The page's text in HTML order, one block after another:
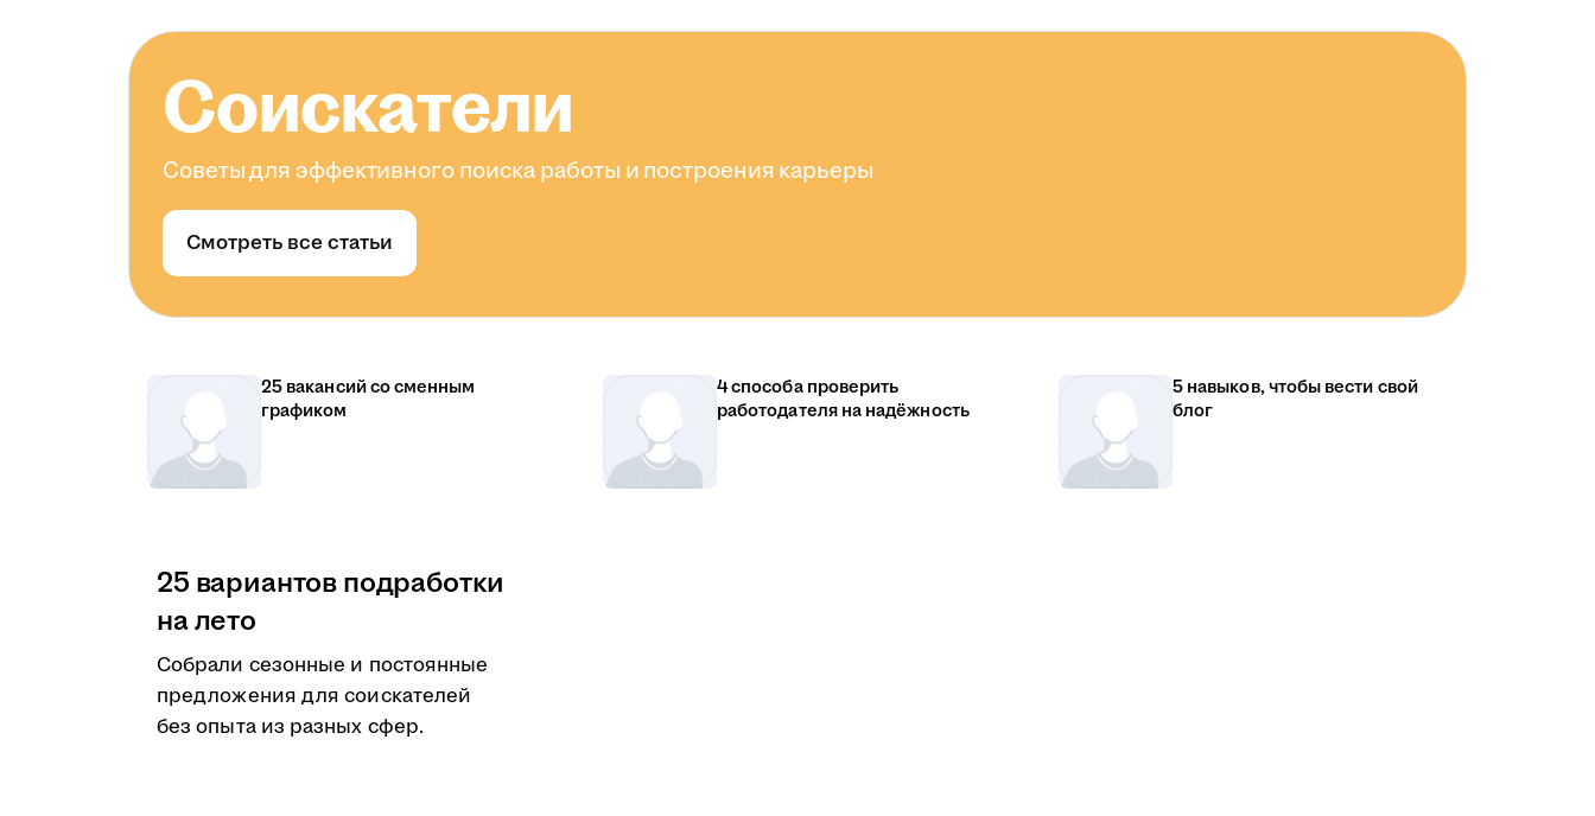
Соискатели
Советы для эффективного поиска работы и построения карьеры
Смотреть все статьи
25 вакансий со сменным
графиком
4 способа проверить
работодателя на надёжность
5 навыков, чтобы вести свой
блог
25 вариантов подработки
на лето
Собрали сезонные и постоянные
предложения для соискателей
без опыта из разных сфер.